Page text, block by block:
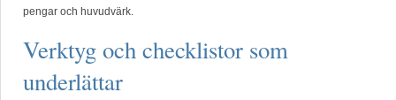
pengar och huvudvärk.
Verktyg och checklistor som
underlättar